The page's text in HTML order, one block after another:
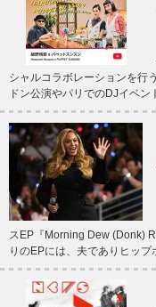
シャルコラボレーションを
ドン公演やパリでのDJイベ
スEP『Morning Dew (Donk)
りのEPには、夫でありヒッ